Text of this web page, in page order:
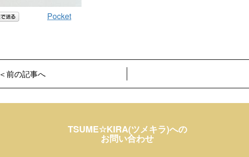
Pocket
＜前の記事へ
TSUME☆KIRA(ツメキラ)への
お問い合わせ